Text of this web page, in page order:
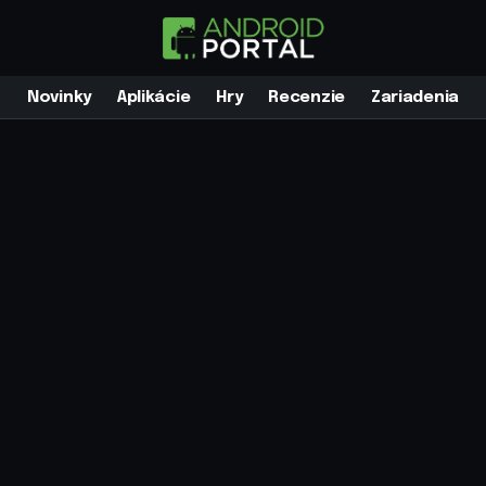
Novinky Aplikácie Hry Recenzie Zariadenia